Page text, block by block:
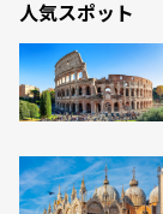
人気スポット